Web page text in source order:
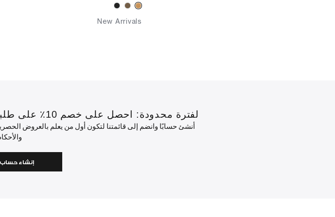
New Arrivals
لفترة محدودة: احصل على خصم 10٪ على طلبك الأول بقيمة 1000درهم إماراتي أو أكثر.
أنشئ حسابًا وانضم إلى قائمتنا لتكون أول من يعلم بالعروض
إنشاء